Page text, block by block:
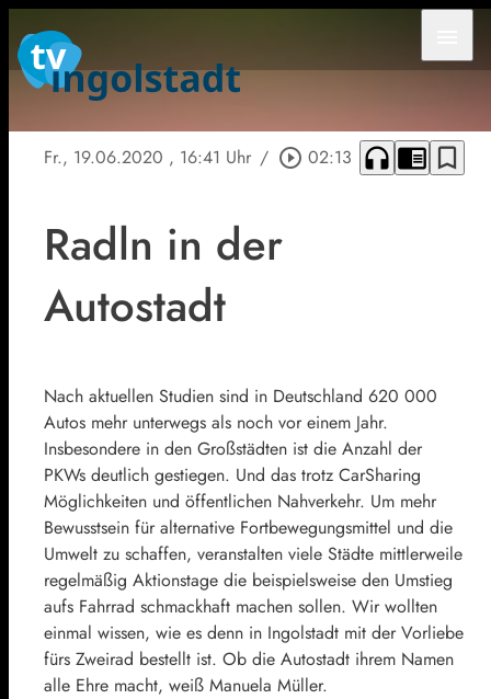
Fr., 19.06.2020 , 16:41 Uhr / play_circle_outline 02:13 headphones chrome_reader_mode bookmark_border
Radln in der
Autostadt
Nach aktuellen Studien sind in Deutschland 620 000
Autos mehr unterwegs als noch vor einem Jahr.
Insbesondere in den Großstädten ist die Anzahl der
PKWs deutlich gestiegen. Und das trotz CarSharing
Möglichkeiten und öffentlichen Nahverkehr. Um mehr
Bewusstsein für alternative Fortbewegungsmittel und die
Umwelt zu schaffen, veranstalten viele Städte mittlerweile
regelmäßig Aktionstage die beispielsweise den Umstieg
aufs Fahrrad schmackhaft machen sollen. Wir wollten
einmal wissen, wie es denn in Ingolstadt mit der Vorliebe
fürs Zweirad bestellt ist. Ob die Autostadt ihrem Namen
alle Ehre macht, weiß Manuela Müller.